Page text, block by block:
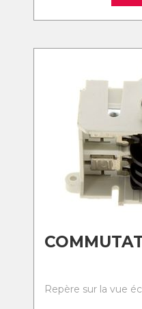
Repère sur la vue